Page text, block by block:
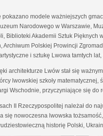
pokazano modele ważniejszych
Narodowego w Warszawie,
Biblioteki Akademii Sztuk Pięknych
Archiwum Polskiej Prowincji
i sztukę Lwowa tamtych
architekturze Lwów stał się
lwowskiej szkoły
Wschodnie, przyczyniające się
II Rzeczypospolitej należał do
się nowoczesna lwowska
historię Polski,